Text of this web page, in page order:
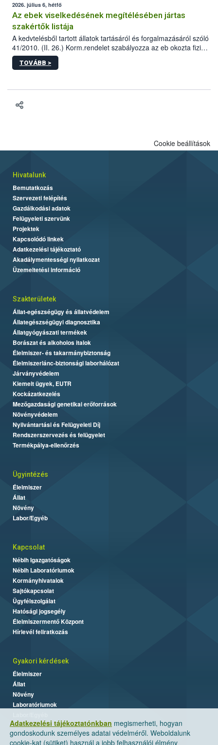
2026. július 6, hétfő
Az ebek viselkedésének megítélésében jártas
szakértők listája
A kedvtelésből tartott állatok tartásáról és forgalmazásáról szóló
41/2010. (II. 26.) Korm.rendelet szabályozza az eb okozta fizikai
sérülés, illetve ennek veszélye keletkezésekor felmerülő
hatósági feladatokat, valamint a veszélyes eb tartását és annak
TOVÁBB >
Adatkezelési tájékoztatónkban megismerheti, hogyan
gondoskodunk személyes adatai védelméről. Weboldalunk
cookie-kat (sütiket) használ a jobb felhasználói élmény
Cookie beállítások
Hivatalunk
Bemutatkozás
Szervezeti felépítés
Gazdálkodási adatok
Felügyeleti szervünk
Projektek
Kapcsolódó linkek
Adatkezelési tájékoztató
Akadálymentességi nyilatkozat
Üzemeltetési információ
Szakterületek
Állat-egészségügy és állatvédelem
Állategészségügyi diagnosztika
Állatgyógyászati termékek
Borászat és alkoholos italok
Élelmiszer- és takarmánybiztonság
Élelmiszerlánc-biztonsági laborhálózat
Járványvédelem
Kiemelt ügyek, EUTR
Kockázatkezelés
Mezőgazdasági genetikai erőforrások
Növényvédelem
Nyilvántartási és Felügyeleti Díj
Rendszerszervezés és felügyelet
Termékpálya-ellenőrzés
Ügyintézés
Élelmiszer
Állat
Növény
Labor/Egyéb
Kapcsolat
Nébih Igazgatóságok
Nébih Laboratóriumok
Kormányhivatalok
Sajtókapcsolat
Ügyfélszolgálat
Hatósági jogsegély
Élelmiszermentő Központ
Hírlevél feliratkozás
Gyakori kérdések
Élelmiszer
Állat
Növény
Laboratóriumok